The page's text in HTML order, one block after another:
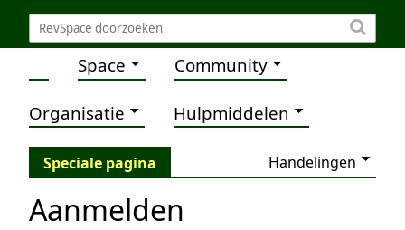
Space Community
Organisatie Hulpmiddelen
Speciale pagina Handelingen
Aanmelden